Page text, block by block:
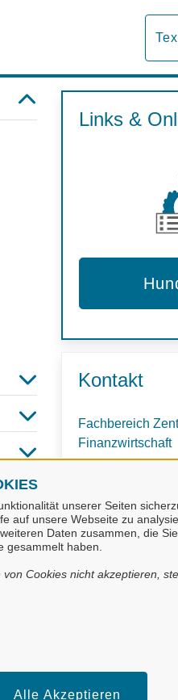
unserer Seiten
auf unsere Webseite zu
Daten zusammen, die
gesammelt haben.
Cookies nicht akzeptieren,
Alle Akzeptieren
Links &
Kontakt
Fachbereich
Finanzwirtschaft